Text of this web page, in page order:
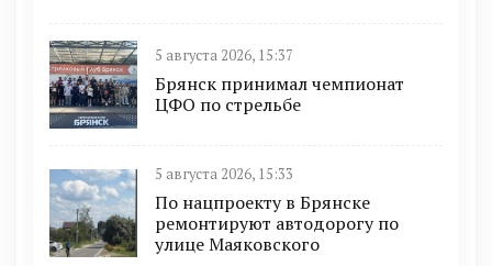
5 августа 2026, 15:37
Брянск принимал чемпионат
ЦФО по стрельбе
5 августа 2026, 15:33
По нацпроекту в Брянске
ремонтируют автодорогу по
улице Маяковского